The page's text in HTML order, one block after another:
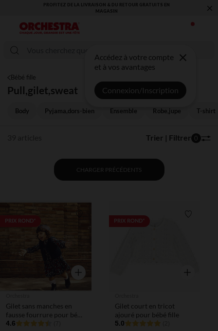
VOUS ALLEZ ADORER LA
LIVRAISON & DU RETOUR GRATUITS EN
×
Accédez à votre compte
et à vos avantages
Connexion/Inscription
Bébé fille
Pull,gilet,sweat
Body Pyjama,dors-bien Ensemble Robe,jupe T-shirt
Trier | Filtrer 0
CHARGER PRÉCÉDENTS
PRIX ROND* Liste de souhaits
Aperçu rapide
Gilet sans manches en
fausse fourrure pour bébé
fille
4.6
PRIX ROND*
Aperçu
Gilet court en tricot
ajouré pour bébé fille
5.0